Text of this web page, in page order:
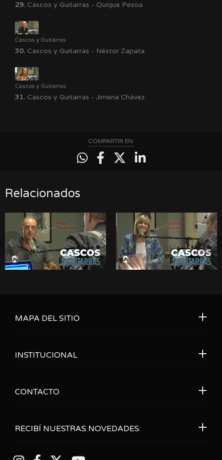
29. Cascos y Guitarras - Quique Pesoa
Cascos y Guitarras
30. Cascos y Guitarras - Néstor Zapata
Cascos y Guitarras
31. Cascos y Guitarras - Jimena Chávez
COMPARTIR EN:
Relacionados
RECIBÍ NUESTRAS NOVEDADES:
MAPA DEL SITIO
INSTITUCIONAL
CONTACTO